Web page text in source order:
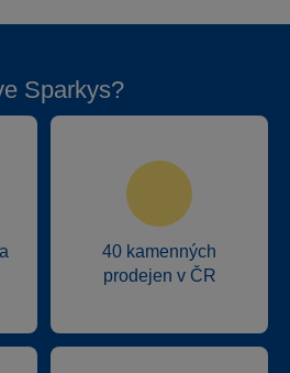
Sparkys?
40 kamenných
prodejen v ČR